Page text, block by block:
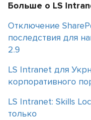
Больше о LS
Отключение
последствия для
2.9
LS Intranet для
корпоративного
LS Intranet: Skills
только